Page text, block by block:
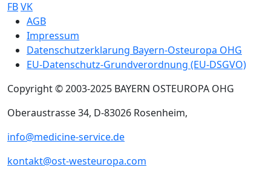
FBVK
Sub footer
AGB
Impressum
Datenschutzerklarung Bayern-Osteuropa OHG
EU-Datenschutz-Grundverordnung (EU-DSGVO)
Copyright © 2003-2025 BAYERN OSTEUROPA OHG
Oberaustrasse 34, D-83026 Rosenheim,
info@medicine-service.de
kontakt@ost-westeuropa.com